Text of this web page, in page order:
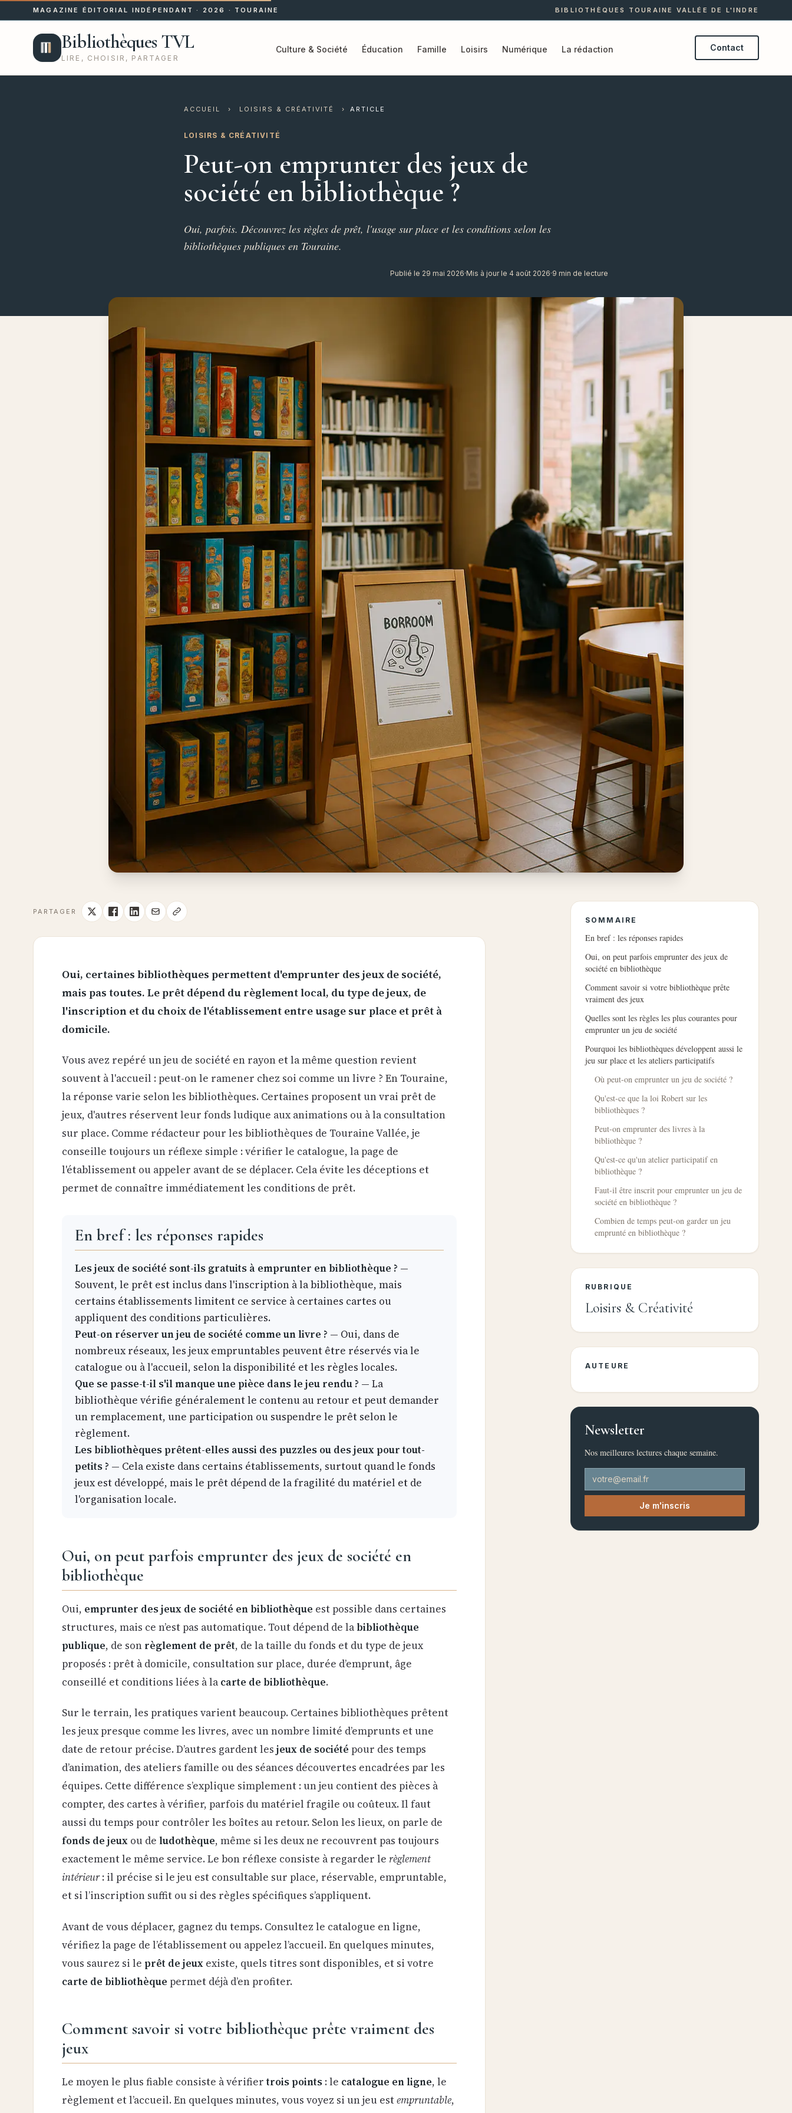
MAGAZINE ÉDITORIAL INDÉPENDANT · 2026 · TOURAINE BIBLIOTHÈQUES TOURAINE VALLÉE DE L'INDRE
Bibliothèques TVL
LIRE, CHOISIR, PARTAGER
Culture & Société Éducation Famille Loisirs Numérique La rédaction Contact
ACCUEIL › LOISIRS & CRÉATIVITÉ › ARTICLE
LOISIRS & CRÉATIVITÉ
Peut-on emprunter des jeux de
société en bibliothèque ?
Oui, parfois. Découvrez les règles de prêt, l'usage sur place et les conditions selon les
bibliothèques publiques en Touraine.
Publié le 29 mai 2026·Mis à jour le 4 août 2026·9 min de lecture
PARTAGER
Oui, certaines bibliothèques permettent d'emprunter des jeux de société,
mais pas toutes. Le prêt dépend du règlement local, du type de jeux, de
l'inscription et du choix de l'établissement entre usage sur place et prêt à
domicile.
Vous avez repéré un jeu de société en rayon et la même question revient
souvent à l'accueil : peut-on le ramener chez soi comme un livre ? En Touraine,
la réponse varie selon les bibliothèques. Certaines proposent un vrai prêt de
jeux, d'autres réservent leur fonds ludique aux animations ou à la consultation
sur place. Comme rédacteur pour les bibliothèques de Touraine Vallée, je
conseille toujours un réflexe simple : vérifier le catalogue, la page de
l'établissement ou appeler avant de se déplacer. Cela évite les déceptions et
permet de connaître immédiatement les conditions de prêt.
En bref : les réponses rapides
Les jeux de société sont-ils gratuits à emprunter en bibliothèque ? —
Souvent, le prêt est inclus dans l'inscription à la bibliothèque, mais
certains établissements limitent ce service à certaines cartes ou
appliquent des conditions particulières.
Peut-on réserver un jeu de société comme un livre ? — Oui, dans de
nombreux réseaux, les jeux empruntables peuvent être réservés via le
catalogue ou à l'accueil, selon la disponibilité et les règles locales.
Que se passe-t-il s'il manque une pièce dans le jeu rendu ? — La
bibliothèque vérifie généralement le contenu au retour et peut demander
un remplacement, une participation ou suspendre le prêt selon le
règlement.
Les bibliothèques prêtent-elles aussi des puzzles ou des jeux pour tout-
petits ? — Cela existe dans certains établissements, surtout quand le fonds
jeux est développé, mais le prêt dépend de la fragilité du matériel et de
l'organisation locale.
Oui, on peut parfois emprunter des jeux de société en
bibliothèque
Oui, emprunter des jeux de société en bibliothèque est possible dans certaines
structures, mais ce n’est pas automatique. Tout dépend de la bibliothèque
publique, de son règlement de prêt, de la taille du fonds et du type de jeux
proposés : prêt à domicile, consultation sur place, durée d’emprunt, âge
conseillé et conditions liées à la carte de bibliothèque.
Sur le terrain, les pratiques varient beaucoup. Certaines bibliothèques prêtent
les jeux presque comme les livres, avec un nombre limité d’emprunts et une
date de retour précise. D’autres gardent les jeux de société pour des temps
d’animation, des ateliers famille ou des séances découvertes encadrées par les
équipes. Cette différence s’explique simplement : un jeu contient des pièces à
compter, des cartes à vérifier, parfois du matériel fragile ou coûteux. Il faut
aussi du temps pour contrôler les boîtes au retour. Selon les lieux, on parle de
fonds de jeux ou de ludothèque, même si les deux ne recouvrent pas toujours
exactement le même service. Le bon réflexe consiste à regarder le règlement
intérieur: il précise si le jeu est consultable sur place, réservable, empruntable,
et si l’inscription suffit ou si des règles spécifiques s’appliquent.
Avant de vous déplacer, gagnez du temps. Consultez le catalogue en ligne,
vérifiez la page de l’établissement ou appelez l’accueil. En quelques minutes,
vous saurez si le prêt de jeux existe, quels titres sont disponibles, et si votre
carte de bibliothèque permet déjà d’en profiter.
Comment savoir si votre bibliothèque prête vraiment des
jeux
Le moyen le plus fiable consiste à vérifiertrois points : le catalogue en ligne, le
règlement et l’accueil. En quelques minutes, vous voyez si un jeu estempruntable,
SOMMAIRE
En bref : les réponses rapides
Oui, on peut parfois emprunter des jeux de
société en bibliothèque
Comment savoir si votre bibliothèque prête
vraiment des jeux
Quelles sont les règles les plus courantes pour
emprunter un jeu de société
Pourquoi les bibliothèques développent aussi le
jeu sur place et les ateliers participatifs
Où peut-on emprunter un jeu de société ?
Qu'est-ce que la loi Robert sur les
bibliothèques ?
Peut-on emprunter des livres à la
bibliothèque ?
Qu'est-ce qu'un atelier participatif en
bibliothèque ?
Faut-il être inscrit pour emprunter un jeu de
société en bibliothèque ?
Combien de temps peut-on garder un jeu
emprunté en bibliothèque ?
RUBRIQUE
Loisirs & Créativité
AUTEURE
Newsletter
Nos meilleures lectures chaque semaine.
Je m'inscris